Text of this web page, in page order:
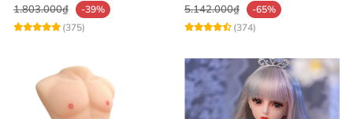
1.803.000₫
-39%
(375)
5.142.000₫
-65%
(374)